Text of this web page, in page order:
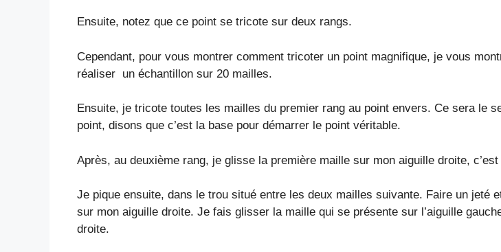
Ensuite, notez que ce point se tricote sur deux rangs.
Cependant, pour vous montrer comment tricoter un point magnifique, je vous
réaliser un échantillon sur 20 mailles.
Ensuite, je tricote toutes les mailles du premier rang au point envers. Ce sera le
point, disons que c’est la base pour démarrer le point véritable.
Après, au deuxième rang, je glisse la première maille sur mon aiguille droite,
Je pique ensuite, dans le trou situé entre les deux mailles suivante. Faire un jeté
sur mon aiguille droite. Je fais glisser la maille qui se présente sur l’aiguille
droite.